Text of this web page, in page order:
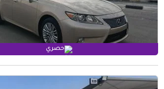
حصري